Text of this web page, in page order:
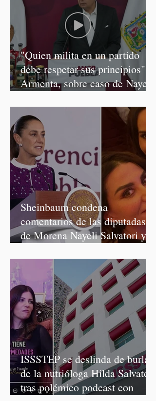
"Quien milita en un partido
debe respetar sus principios":
Armenta, sobre caso de Nayeli
Sheinbaum condena
comentarios de las diputadas
de Morena Nayeli Salvatori y
ISSSTEP se deslinda de burlas
de la nutrióloga Hilda Salvatori
tras polémico podcast con